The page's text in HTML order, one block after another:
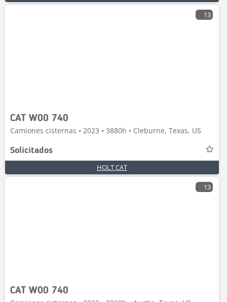
13
CAT W00 740
Camiones cisternas • 2023 • 3880h • Cleburne, Texas, US
Solicitados
HOLT CAT
13
CAT W00 740